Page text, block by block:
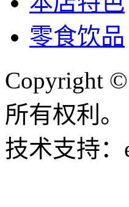
零食饮品
Copyright
所有权利。
技术支持：